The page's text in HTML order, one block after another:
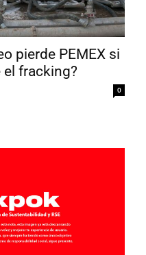
pierde PEMEX si
fracking?
0